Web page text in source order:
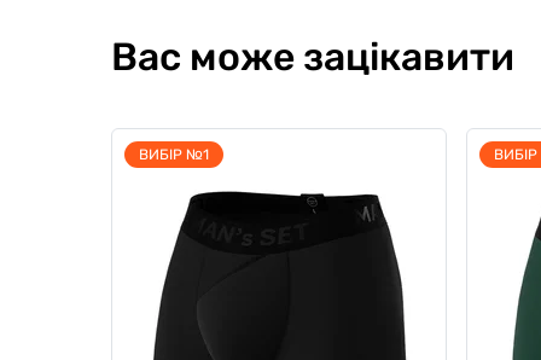
Комплект чоловічий Surf Season
Combo, білий
0
4615 грн
Ціна для Club:
0
2998
Ціна для
Вас може зацікавити
ВИБІР №1